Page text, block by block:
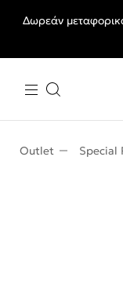
End of Season
Δωρεάν
Outlet Special